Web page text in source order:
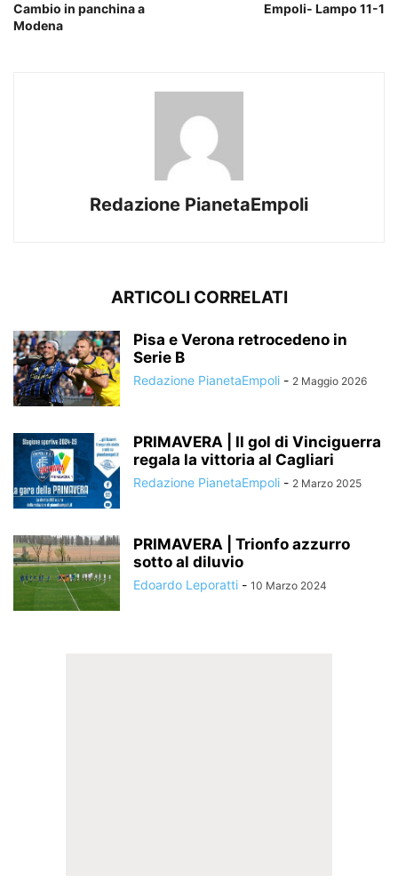
Cambio in panchina a
Modena
Empoli- Lampo 11-1
Redazione PianetaEmpoli
ARTICOLI CORRELATI
Pisa e Verona retrocedeno in
Serie B
Redazione PianetaEmpoli - 2 Maggio 2026
PRIMAVERA | Il gol di Vinciguerra
regala la vittoria al Cagliari
Redazione PianetaEmpoli - 2 Marzo 2025
PRIMAVERA | Trionfo azzurro
sotto al diluvio
Edoardo Leporatti - 10 Marzo 2024